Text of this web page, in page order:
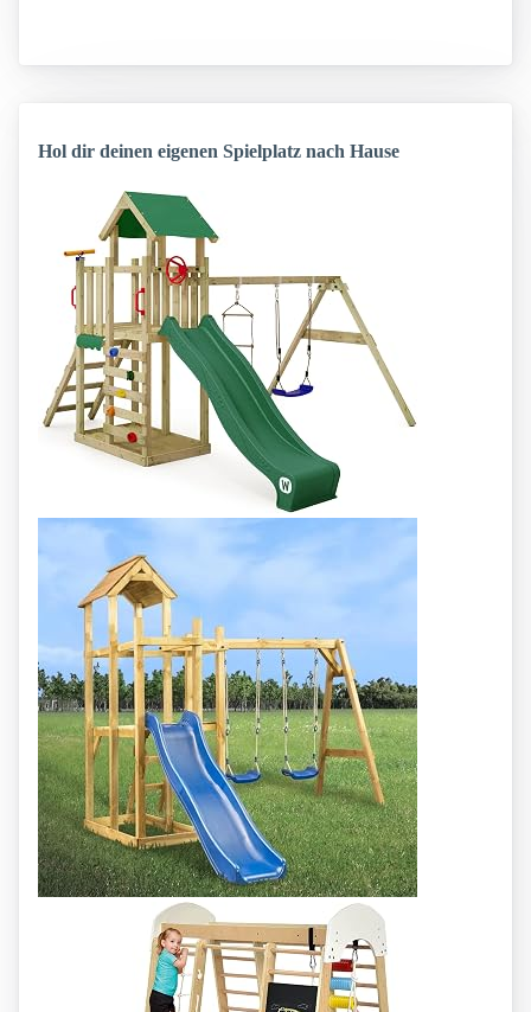
Hol dir deinen eigenen Spielplatz nach Hause